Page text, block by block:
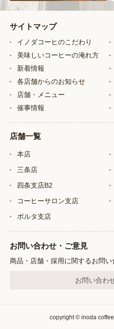
サイトマップ
イノダコーヒのこだわり
美味しいコーヒーの淹れ方
新着情報
各店舗からのお知らせ
店舗・メニュー
催事情報
店舗一覧
本店
三条店
四条支店B2
コーヒーサロン支店
ポルタ支店
お問い合わせ・ご意見
商品・店舗・採用に関するお問
お問い合わ
copyright © inoda